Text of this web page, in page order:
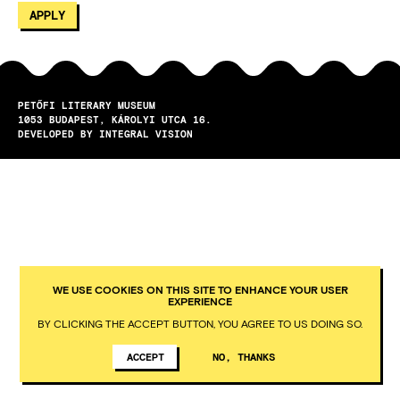
PETŐFI LITERARY MUSEUM
1053
BUDAPEST
KÁROLYI UTCA 16.
DEVELOPED BY INTEGRAL VISION
WE USE COOKIES ON THIS SITE TO ENHANCE YOUR USER
EXPERIENCE
BY CLICKING THE ACCEPT BUTTON, YOU AGREE TO US DOING SO.
ACCEPT NO, THANKS